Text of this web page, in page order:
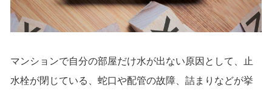
マンションで自分の部屋だけ水が出ない原因として、止
水栓が閉じている、蛇口や配管の故障、詰まりなどが挙